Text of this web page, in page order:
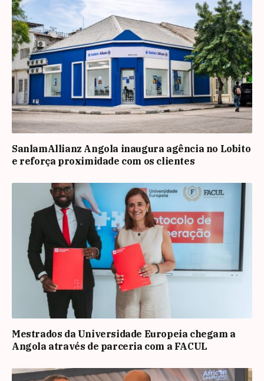
SanlamAllianz Angola inaugura agência no Lobito
e reforça proximidade com os clientes
Mestrados da Universidade Europeia chegam a
Angola através de parceria com a FACUL